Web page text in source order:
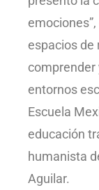
espacios de
comprender
entornos
Escuela
educación
humanista
Aguilar.